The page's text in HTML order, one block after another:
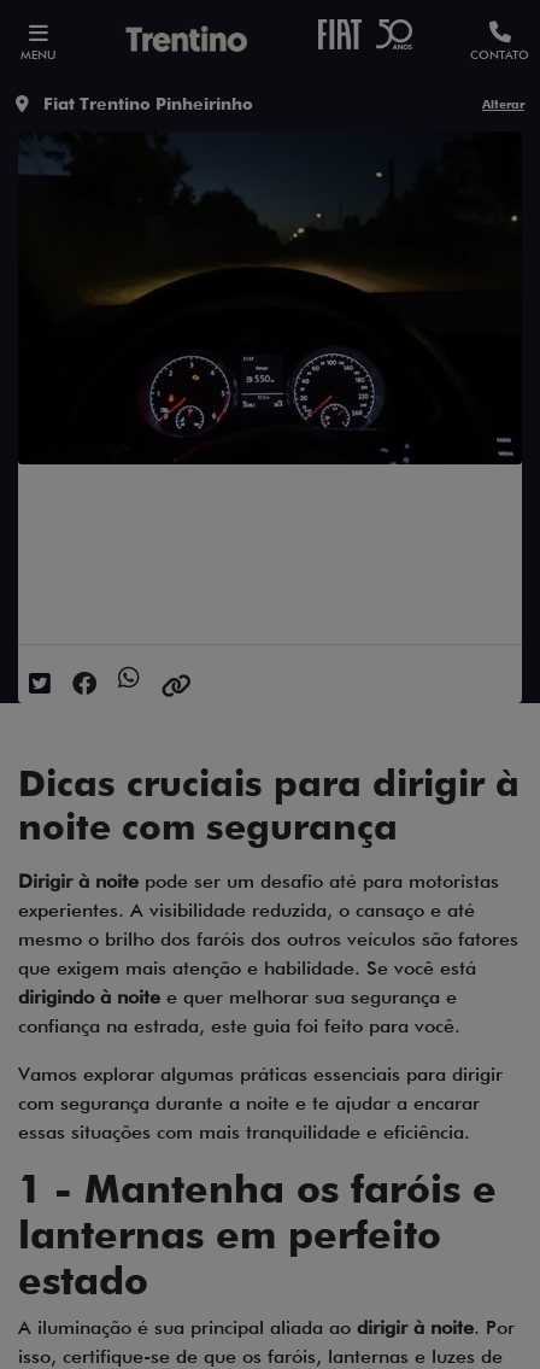
MENU CONTATO
Fiat Trentino Pinheirinho Alterar
Dicas cruciais para dirigir à
noite com segurança
Dirigir à noite pode ser um desafio até para motoristas
experientes. A visibilidade reduzida, o cansaço e até
mesmo o brilho dos faróis dos outros veículos são fatores
que exigem mais atenção e habilidade. Se você está
dirigindo à noite e quer melhorar sua segurança e
confiança na estrada, este guia foi feito para você.
Vamos explorar algumas práticas essenciais para dirigir
com segurança durante a noite e te ajudar a encarar
essas situações com mais tranquilidade e eficiência.
1 - Mantenha os faróis e
lanternas em perfeito
estado
A iluminação é sua principal aliada ao dirigir à noite. Por
isso, certifique-se de que os faróis, lanternas e luzes de